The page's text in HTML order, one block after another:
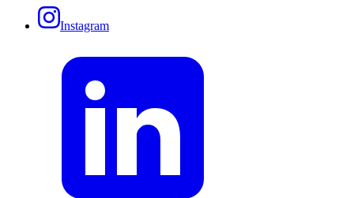
Instagram